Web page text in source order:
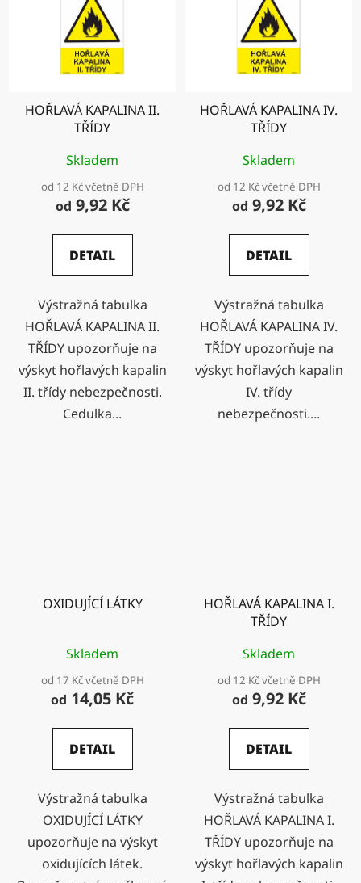
HOŘLAVÁ KAPALINA II.
TŘÍDY
Skladem
od 12 Kč včetně DPH
od 9,92 Kč
DETAIL
Výstražná tabulka
HOŘLAVÁ KAPALINA II.
TŘÍDY upozorňuje na
výskyt hořlavých kapalin
II. třídy nebezpečnosti.
Cedulka...
HOŘLAVÁ KAPALINA IV.
TŘÍDY
Skladem
od 12 Kč včetně DPH
od 9,92 Kč
DETAIL
Výstražná tabulka
HOŘLAVÁ KAPALINA IV.
TŘÍDY upozorňuje na
výskyt hořlavých kapalin
IV. třídy
nebezpečnosti....
OXIDUJÍCÍ LÁTKY
Skladem
od 17 Kč včetně DPH
od 14,05 Kč
DETAIL
Výstražná tabulka
OXIDUJÍCÍ LÁTKY
upozorňuje na výskyt
oxidujících látek.
HOŘLAVÁ KAPALINA I.
TŘÍDY
Skladem
od 12 Kč včetně DPH
od 9,92 Kč
DETAIL
Výstražná tabulka
HOŘLAVÁ KAPALINA I.
TŘÍDY upozorňuje na
výskyt hořlavých kapalin